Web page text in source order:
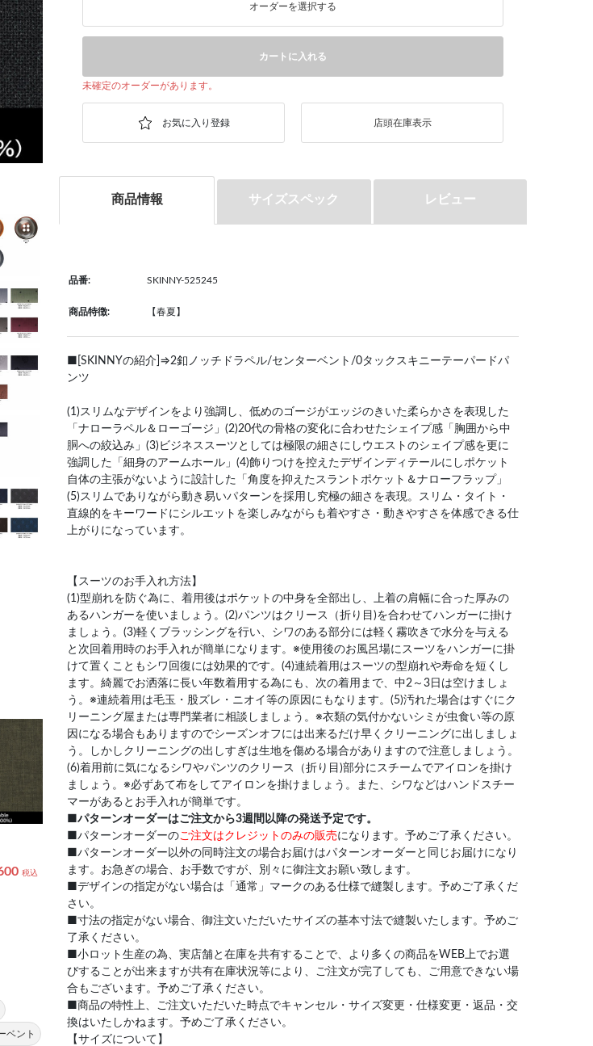
税込
ベント
オーダーを選択する
カートに入れる
未確定のオーダーがあります。
店頭在庫表示
商品情報 サイズスペック レビュー
品番: SKINNY-525245
商品特徴: 【春夏】
■[SKINNYの紹介]⇒2釦ノッチドラペル/センターベント/0タックスキニーテーパードパ
ンツ
(1)スリムなデザインをより強調し、低めのゴージがエッジのきいた柔らかさを表現した
「ナローラペル＆ローゴージ」(2)20代の骨格の変化に合わせたシェイプ感「胸囲から中
胴への絞込み」(3)ビジネススーツとしては極限の細さにしウエストのシェイプ感を更に
強調した「細身のアームホール」(4)飾りつけを控えたデザインディテールにしポケット
自体の主張がないように設計した「角度を抑えたスラントポケット＆ナローフラップ」
(5)スリムでありながら動き易いパターンを採用し究極の細さを表現。スリム・タイト・
直線的をキーワードにシルエットを楽しみながらも着やすさ・動きやすさを体感できる仕
上がりになっています。
【スーツのお手入れ方法】
(1)型崩れを防ぐ為に、着用後はポケットの中身を全部出し、上着の肩幅に合った厚みの
あるハンガーを使いましょう。(2)パンツはクリース（折り目)を合わせてハンガーに掛け
ましょう。(3)軽くブラッシングを行い、シワのある部分には軽く霧吹きで水分を与える
と次回着用時のお手入れが簡単になります。※使用後のお風呂場にスーツをハンガーに掛
けて置くこともシワ回復には効果的です。(4)連続着用はスーツの型崩れや寿命を短くし
ます。綺麗でお洒落に長い年数着用する為にも、次の着用まで、中2～3日は空けましょ
う。※連続着用は毛玉・股ズレ・ニオイ等の原因にもなります。(5)汚れた場合はすぐにク
リーニング屋または専門業者に相談しましょう。※衣類の気付かないシミが虫食い等の原
因になる場合もありますのでシーズンオフには出来るだけ早くクリーニングに出しましょ
う。しかしクリーニングの出しすぎは生地を傷める場合がありますので注意しましょう。
(6)着用前に気になるシワやパンツのクリース（折り目)部分にスチームでアイロンを掛け
ましょう。※必ずあて布をしてアイロンを掛けましょう。また、シワなどはハンドスチー
マーがあるとお手入れが簡単です。
パターンオーダーはご注文から3週間以降の発送予定です。
■パターンオーダーのご注文はクレジットのみの販売になります。予めご了承ください。
■パターンオーダー以外の同時注文の場合お届けはパターンオーダーと同じお届けになり
ます。お急ぎの場合、お手数ですが、別々に御注文お願い致します。
■デザインの指定がない場合は「通常」マークのある仕様で縫製します。予めご了承くだ
さい。
■寸法の指定がない場合、御注文いただいたサイズの基本寸法で縫製いたします。予めご
了承ください。
■小ロット生産の為、実店舗と在庫を共有することで、より多くの商品をWEB上でお選
びすることが出来ますが共有在庫状況等により、ご注文が完了しても、ご用意できない場
合もございます。予めご了承ください。
■商品の特性上、ご注文いただいた時点でキャンセル・サイズ変更・仕様変更・返品・交
換はいたしかねます。予めご了承ください。
【サイズについて】